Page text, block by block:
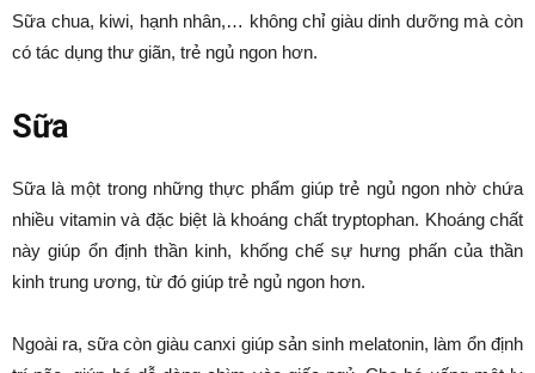
7 thực phẩm giúp trẻ ngủ
ngon
Bởi Minh Trang - Tháng 3 10, 2025 0
721